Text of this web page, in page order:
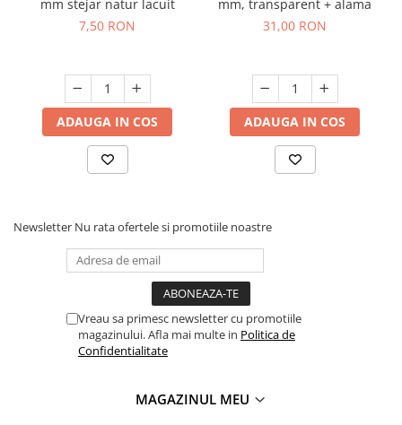
mm stejar natur lacuit
7,50 RON
ADAUGA IN COS
mm, transparent + alama
31,00 RON
ADAUGA IN COS
Newsletter Nu rata ofertele si promotiile noastre
Vreau sa primesc newsletter cu promotiile
magazinului. Afla mai multe in Politica de
Confidentialitate
MAGAZINUL MEU